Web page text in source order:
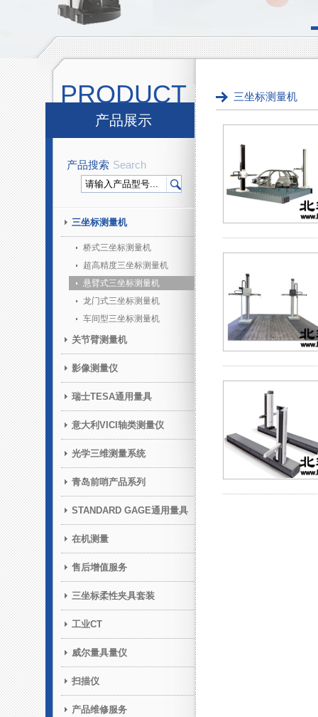
PRODUCT
产品展示
产品搜索 Search
三坐标测量机
桥式三坐标测量机
超高精度三坐标测量机
悬臂式三坐标测量机
龙门式三坐标测量机
车间型三坐标测量机
关节臂测量机
影像测量仪
瑞士TESA通用量具
意大利VICI轴类测量仪
光学三维测量系统
青岛前哨产品系列
STANDARD GAGE通用量具
在机测量
售后增值服务
三坐标柔性夹具套装
工业CT
威尔量具量仪
扫描仪
产品维修服务
三坐标测量机